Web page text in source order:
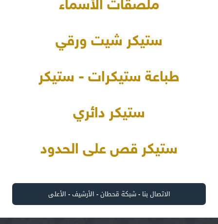
ملصقات الأسماء
ستيكر شيت ورقي
طباعة ستيكرات - ستيكر
ستيكر دائري
ستيكر قص على الحدود
الاتصال بنا -شبكة قحطان- الأرشيف- الأعلى